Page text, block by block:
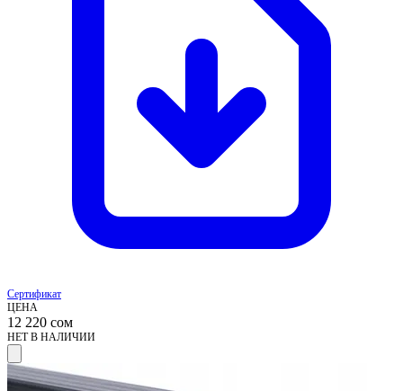
Сертификат
ЦЕНА
12 220 сом
НЕТ В НАЛИЧИИ